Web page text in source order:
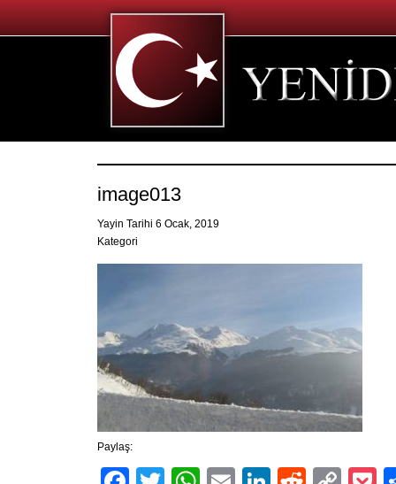
image013
Yayin Tarihi 6 Ocak, 2019
Kategori
Paylaş: